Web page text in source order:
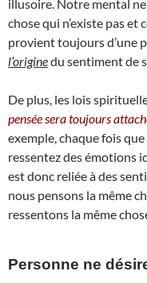
illusoire. Notre mental
chose qui n’existe pas
provient toujours d’une
l’originedu sentiment de
De plus, les lois
pensée sera toujours
exemple, chaque fois
ressentez des émotions
est donc reliée à des
nous pensons la même
ressentons la même
Personne ne